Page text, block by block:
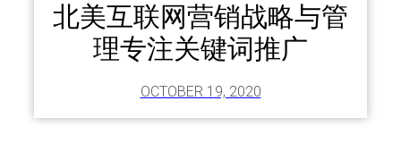
北美互联网营销战略与管
理专注关键词推广
OCTOBER 19, 2020